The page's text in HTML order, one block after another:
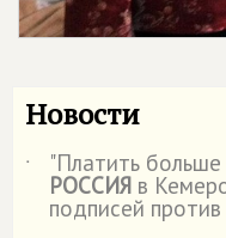
Новости
˙ "Платить
РОССИЯ в
подписей